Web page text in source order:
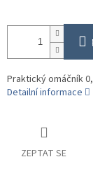
Praktický omáčník
Detailní informace
ZEPTAT SE